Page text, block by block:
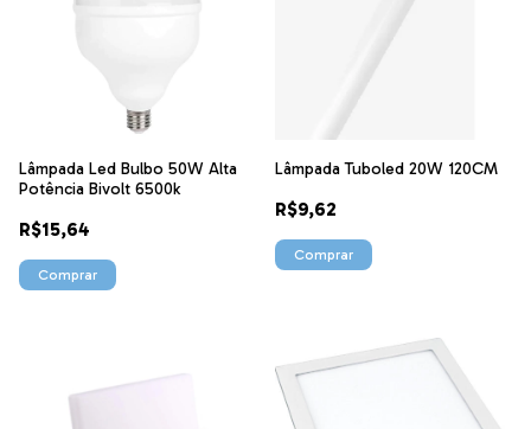
Lâmpada Led Bulbo 50W Alta
Potência Bivolt 6500k
R$15,64
Lâmpada Tuboled 20W 120CM
R$9,62
Comprar